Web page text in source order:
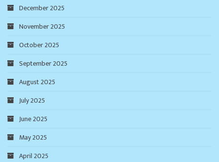
December 2025
November 2025
October 2025
September 2025
August 2025
July 2025
June 2025
May 2025
April 2025